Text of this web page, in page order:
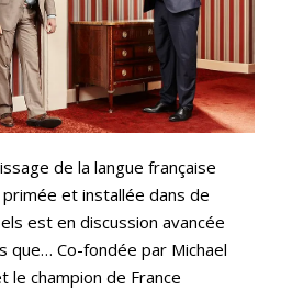
Whatsapp
de la langue française
et installée dans de
est en discussion avancée
que… Co-fondée par Michael
le champion de France